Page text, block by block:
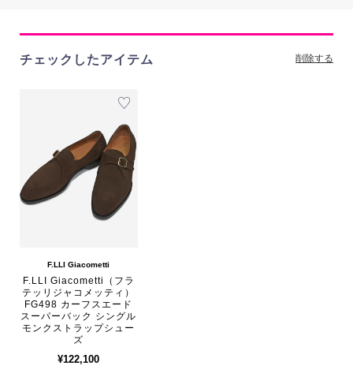
チェックしたアイテム 削除する
F.LLI Giacometti
F.LLI Giacometti（フラ
テッリジャコメッティ）
FG498 カーフスエード
スーパーバック シングル
モンクストラップシュー
ズ
¥122,100